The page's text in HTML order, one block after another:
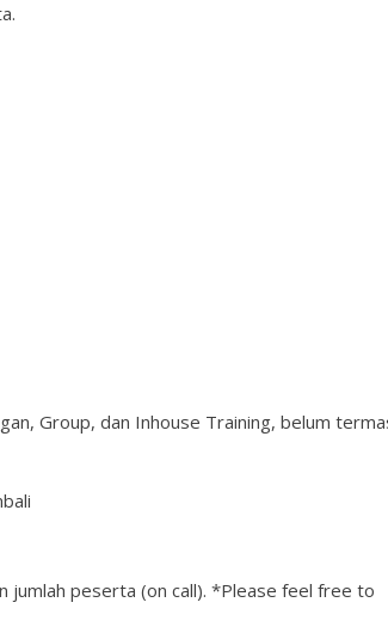
Group, dan Inhouse Training, belum
jumlah peserta (on call). *Please feel free to